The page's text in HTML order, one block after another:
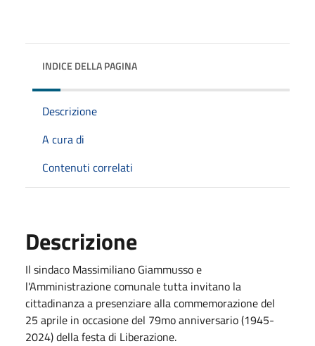
INDICE DELLA PAGINA
Descrizione
A cura di
Contenuti correlati
Descrizione
Il sindaco Massimiliano Giammusso e
l'Amministrazione comunale tutta invitano la
cittadinanza a presenziare alla commemorazione del
25 aprile in occasione del 79mo anniversario (1945-
2024) della festa di Liberazione.